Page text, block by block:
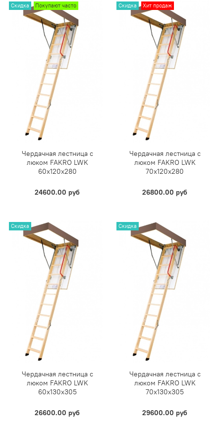
Скидка Покупают часто
Чердачная лестница с
люком FAKRO LWK
60х120х280
24600.00 руб
Скидка Хит продаж
Чердачная лестница с
люком FAKRO LWK
70х120х280
26800.00 руб
Скидка
Чердачная лестница с
люком FAKRO LWK
60х130х305
26600.00 руб
Скидка
Чердачная лестница с
люком FAKRO LWK
70х130х305
29600.00 руб